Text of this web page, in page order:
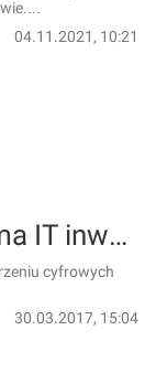
04.11.2021, 10:21
[Wrocław] Szwedzka firma IT inwestuje we Wrocławiu. Zatrudni setkę inżynierów
cyfrowych
30.03.2017, 15:04